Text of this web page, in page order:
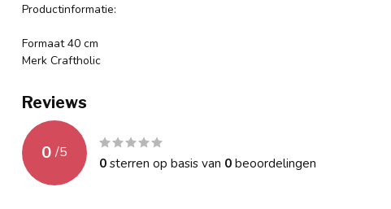
Productinformatie:
Formaat 40 cm
Merk Craftholic
Reviews
0 /5
0sterren op basis van 0beoordelingen